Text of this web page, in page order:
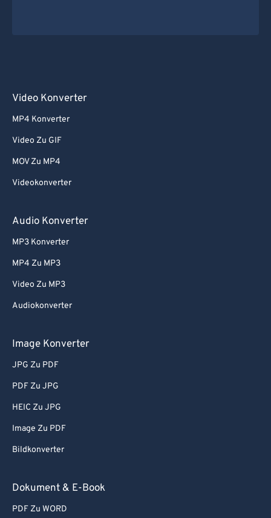
Video Konverter
MP4 Konverter
Video Zu GIF
MOV Zu MP4
Videokonverter
Audio Konverter
MP3 Konverter
MP4 Zu MP3
Video Zu MP3
Audiokonverter
Image Konverter
JPG Zu PDF
PDF Zu JPG
HEIC Zu JPG
Image Zu PDF
Bildkonverter
Dokument & E-Book
PDF Zu WORD